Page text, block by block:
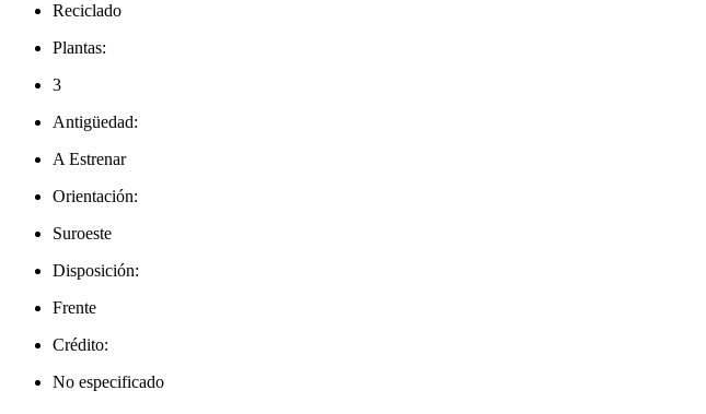
Reciclado
Plantas:
3
Antigüedad:
A Estrenar
Orientación:
Suroeste
Disposición:
Frente
Crédito:
No especificado